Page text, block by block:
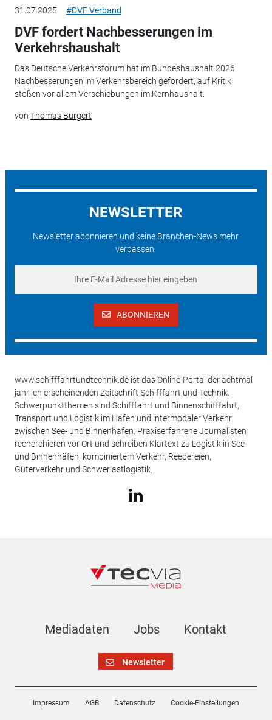
31.07.2025 #DVF Verband
DVF fordert Nachbesserungen im
Verkehrshaushalt
Das Deutsche Verkehrsforum hat im Bundeshaushalt 2026
Nachbesserungen im Verkehrsbereich gefordert, auf Kritik
stoßen vor allem Verschiebungen im Kernhaushalt.
von Thomas Burgert
NEWSLETTER
Newsletter abonnieren und keine Branchen-News mehr
verpassen.
ABONNIEREN
www.schifffahrtundtechnik.de ist das Online-Portal der achtmal
jährlich erscheinenden Zeitschrift Schifffahrt und Technik.
Schwerpunktthemen sind Schifffahrt und Binnenschifffahrt,
Transport und Logistik im Hafen und intermodaler Verkehr
zwischen See- und Binnenhäfen. Praxiserfahrene Journalisten
recherchieren vor Ort und schreiben Klartext zu Logistik in See-
und Binnenhäfen, kombiniertem Verkehr, Reedereien,
Güterverkehr und Schwerlastlogistik.
Mediadaten Jobs Kontakt
Newsletter
Impressum AGB Datenschutz Cookie-Einstellungen